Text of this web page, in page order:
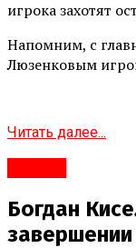
игрока захотят
Напомним, с
Люзенковым
Читать далее...
Богдан